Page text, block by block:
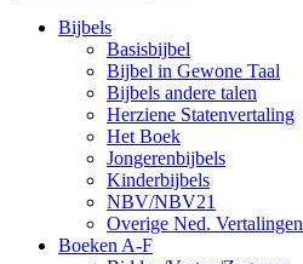
Bijbels
Basisbijbel
Bijbel in Gewone Taal
Bijbels andere talen
Herziene Statenvertaling
Het Boek
Jongerenbijbels
Kinderbijbels
NBV/NBV21
Overige Ned. Vertalingen
Boeken A-F